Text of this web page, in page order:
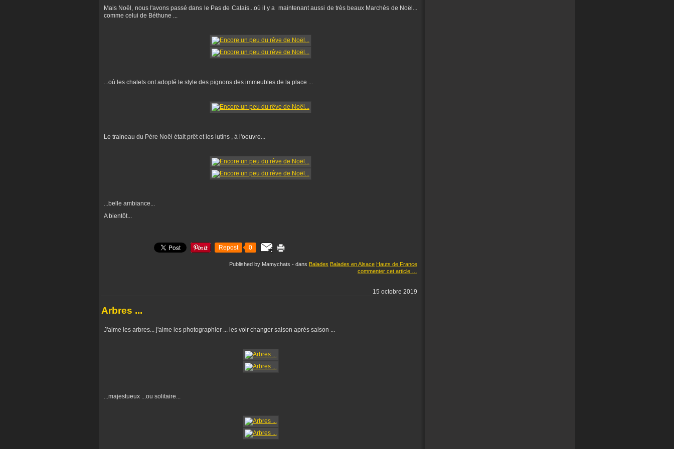
Mais Noël, nous l'avons passé dans le Pas de Calais...où il y a maintenant aussi de très beaux Marchés de Noël...
comme celui de Béthune ...
...où les chalets ont adopté le style des pignons des immeubles de la place ...
Le traineau du Père Noël était prêt et les lutins , à l'oeuvre...
...belle ambiance...
A bientôt...
Repost 0
Published by Mamychats - dans Balades Balades en Alsace Hauts de France
commenter cet article
15 octobre 2019
Arbres ...
J'aime les arbres... j'aime les photographier ... les voir changer saison après saison ...
...majestueux ...ou solitaire...